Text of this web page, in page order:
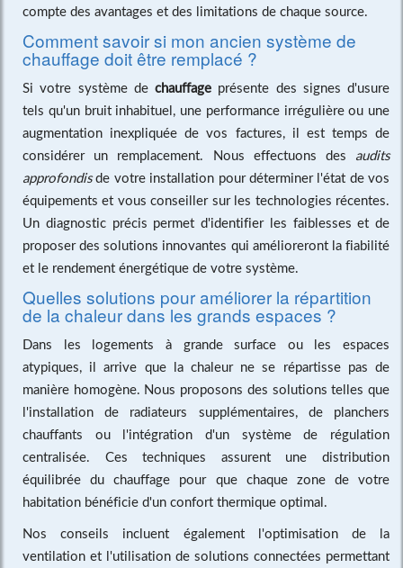
compte des avantages et des limitations de chaque source.
Comment savoir si mon ancien système de
chauffage doit être remplacé ?
Si votre système de chauffage présente des signes d'usure
tels qu'un bruit inhabituel, une performance irrégulière ou une
augmentation inexpliquée de vos factures, il est temps de
considérer un remplacement. Nous effectuons des audits
approfondisde votre installation pour déterminer l'état de vos
équipements et vous conseiller sur les technologies récentes.
Un diagnostic précis permet d'identifier les faiblesses et de
proposer des solutions innovantes qui amélioreront la fiabilité
et le rendement énergétique de votre système.
Quelles solutions pour améliorer la répartition
de la chaleur dans les grands espaces ?
Dans les logements à grande surface ou les espaces
atypiques, il arrive que la chaleur ne se répartisse pas de
manière homogène. Nous proposons des solutions telles que
l'installation de radiateurs supplémentaires, de planchers
chauffants ou l'intégration d'un système de régulation
centralisée. Ces techniques assurent une distribution
équilibrée du chauffage pour que chaque zone de votre
habitation bénéficie d'un confort thermique optimal.
Nos conseils incluent également l'optimisation de la
ventilation et l'utilisation de solutions connectées permettant